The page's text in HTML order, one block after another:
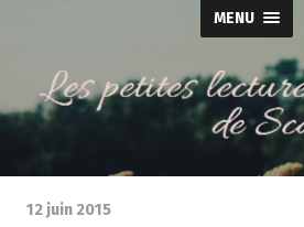
MENU
12 juin 2015